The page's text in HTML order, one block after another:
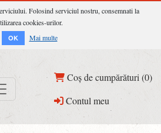
Folosind serviciul nostru, consemnati la
cookies-urilor.
OK Mai multe
Coș de cumpărături (0)
Contul meu